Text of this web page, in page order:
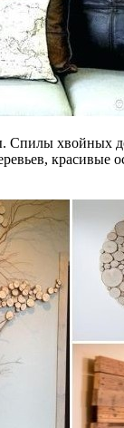
хвойных
красивые